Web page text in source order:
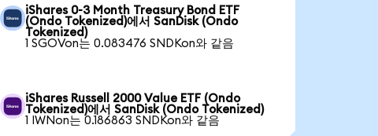
iShares 0-3 Month Treasury Bond ETF
(Ondo Tokenized)에서 SanDisk (Ondo
Tokenized)
1 SGOVon는 0.083476 SNDKon와 같음
iShares Russell 2000 Value ETF (Ondo
Tokenized)에서 SanDisk (Ondo Tokenized)
1 IWNon는 0.186863 SNDKon와 같음